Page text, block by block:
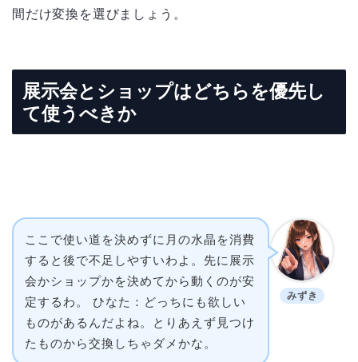
間だけ変換を選びましょう。
展示会とショップはどちらを優先し
て使うべきか
みずき
ここで使い道を決めずに月の水晶を消費
すると後で不足しやすいわよ。先に展示
会かショップかを決めてから動くのが安
定するわ。 ひなた：どっちにも欲しい
ものがあるんだよね。とりあえず見つけ
たものから交換しちゃダメかな。